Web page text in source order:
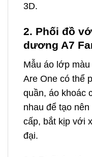
3D.
2. Phối đồ
dương A7
Mẫu áo lớp
Are One có thể
quần, áo khoác
nhau để tạo
cấp, bắt kịp với
đại.